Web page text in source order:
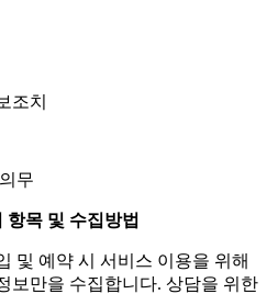
조치
무
항목 및 수집방법
및 예약 시 서비스 이용을 위해
보만을 수집합니다. 상담을 위한